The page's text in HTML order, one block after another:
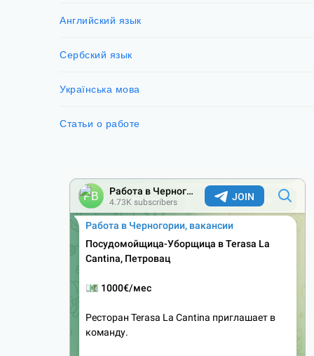
Английский язык
Сербский язык
Українська мова
Статьи о работе